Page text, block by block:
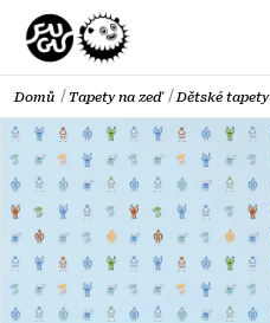
obsah
Domů Tapety na zeď Dětské tapety